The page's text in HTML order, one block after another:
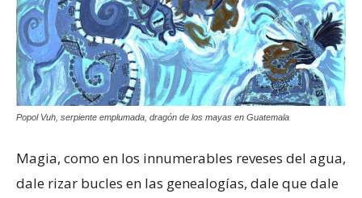
Popol Vuh, serpiente emplumada, dragón de los mayas en Guatemala
Magia, como en los innumerables reveses del agua,
dale rizar bucles en las genealogías, dale que dale